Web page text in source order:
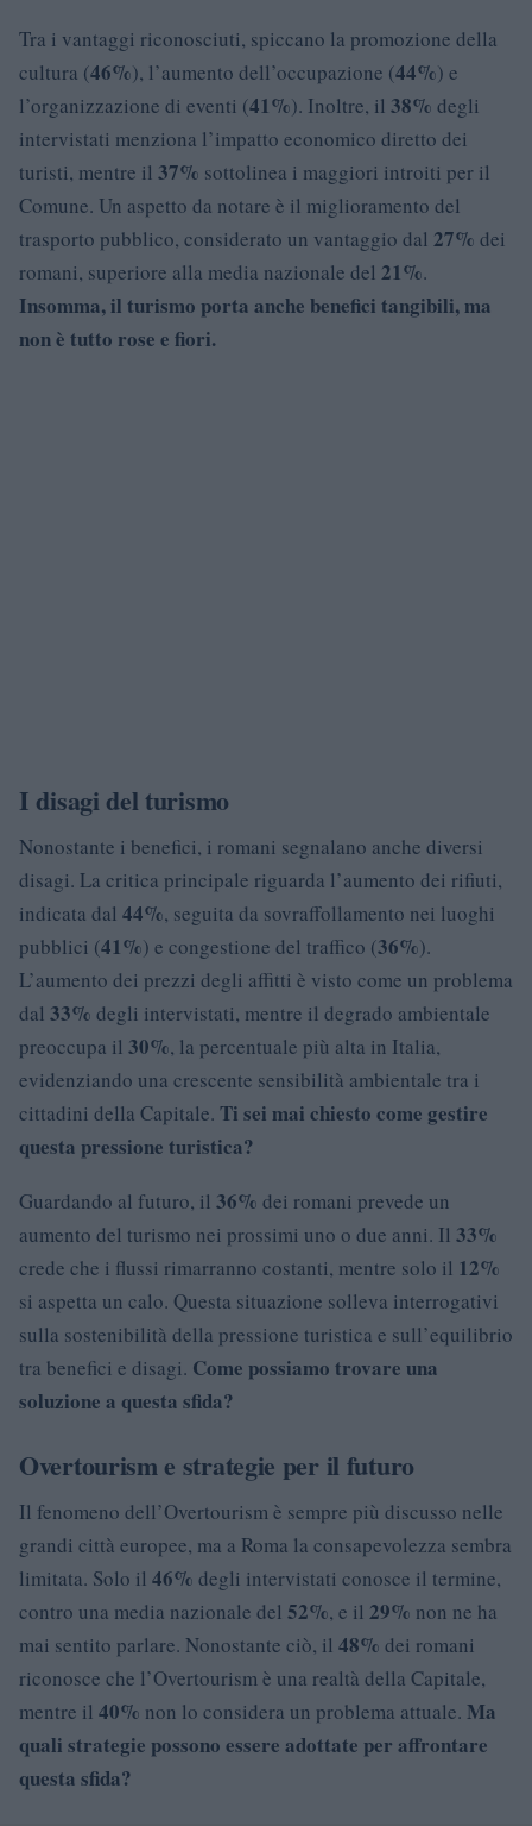
Tra i vantaggi riconosciuti, spiccano la promozione della
cultura (46%), l’aumento dell’occupazione (44%) e
l’organizzazione di eventi (41%). Inoltre, il 38% degli
intervistati menziona l’impatto economico diretto dei
turisti, mentre il 37% sottolinea i maggiori introiti per il
Comune. Un aspetto da notare è il miglioramento del
trasporto pubblico, considerato un vantaggio dal 27% dei
romani, superiore alla media nazionale del 21%.
Insomma, il turismo porta anche benefici tangibili, ma
non è tutto rose e fiori.
I disagi del turismo
Nonostante i benefici, i romani segnalano anche diversi
disagi. La critica principale riguarda l’aumento dei rifiuti,
indicata dal 44%, seguita da sovraffollamento nei luoghi
pubblici (41%) e congestione del traffico (36%).
L’aumento dei prezzi degli affitti è visto come un problema
dal 33% degli intervistati, mentre il degrado ambientale
preoccupa il 30%, la percentuale più alta in Italia,
evidenziando una crescente sensibilità ambientale tra i
cittadini della Capitale. Ti sei mai chiesto come gestire
questa pressione turistica?
Guardando al futuro, il 36% dei romani prevede un
aumento del turismo nei prossimi uno o due anni. Il 33%
crede che i flussi rimarranno costanti, mentre solo il 12%
si aspetta un calo. Questa situazione solleva interrogativi
sulla sostenibilità della pressione turistica e sull’equilibrio
tra benefici e disagi. Come possiamo trovare una
soluzione a questa sfida?
Overtourism e strategie per il futuro
Il fenomeno dell’Overtourism è sempre più discusso nelle
grandi città europee, ma a Roma la consapevolezza sembra
limitata. Solo il 46% degli intervistati conosce il termine,
contro una media nazionale del 52%, e il 29% non ne ha
mai sentito parlare. Nonostante ciò, il 48% dei romani
riconosce che l’Overtourism è una realtà della Capitale,
mentre il 40% non lo considera un problema attuale. Ma
quali strategie possono essere adottate per affrontare
questa sfida?